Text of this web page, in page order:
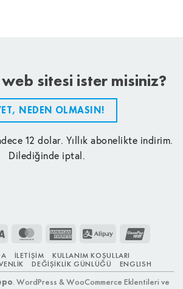
sitesi ister misiniz?
NEDEN OLMASIN!
12 dolar. Yıllık abonelikte indirim.
Dilediğinde iptal.
Visa MasterCardAmerican
Alipay
İLETIŞIM
KULLANIM KOŞULLARI
DEĞIŞIKLIK GÜNLÜĞÜ ENGLISH
. WordPress & WooCommerce Eklentileri ve